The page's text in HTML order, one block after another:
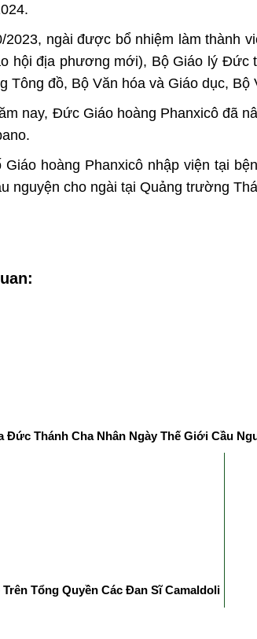
2023, ngài được bổ nhiệm làm thành
hội địa phương mới), Bộ Giáo lý Đức
Tông đồ, Bộ Văn hóa và Giáo dục,
nay, Đức Giáo hoàng Phanxicô đã
hoàng Phanxicô nhập viện tại
nguyện cho ngài tại Quảng trường
Đức Thánh Cha Nhân Ngày Thế Giới Cầu
Tổng Quyền Các Đan Sĩ Camaldoli